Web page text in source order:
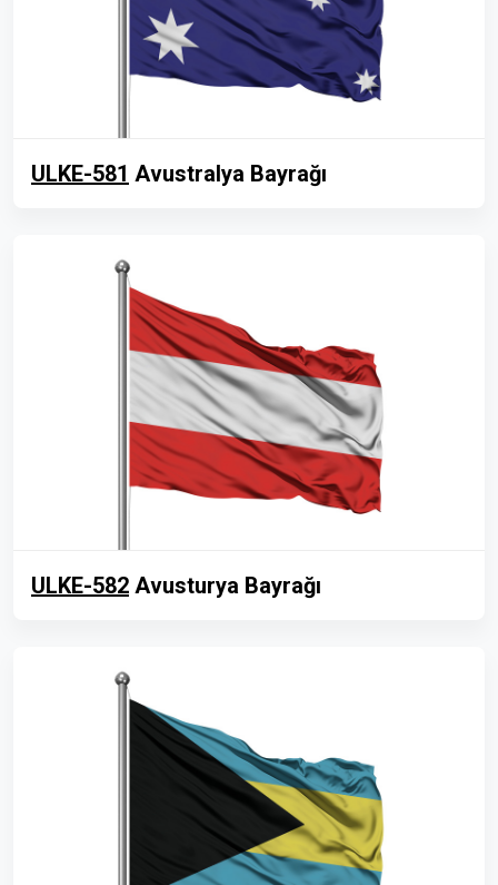
ULKE-581 Avustralya Bayrağı
ULKE-582 Avusturya Bayrağı